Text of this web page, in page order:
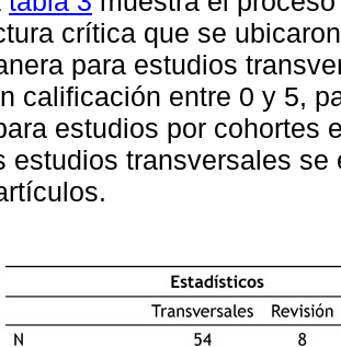
crítica que se
para estudios
calificación entre 0 y 5,
estudios por cohortes
estudios transversales